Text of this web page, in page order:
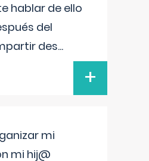
hablar de ello
del
des...
+
mi
mi hij@